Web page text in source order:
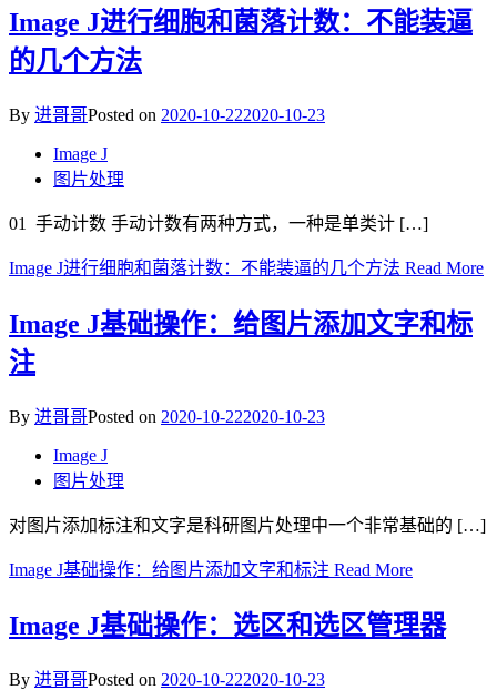
Image J进行细胞和菌落计数：不能装逼
的几个方法
By 进哥哥Posted on 2020-10-222020-10-23
Image J
图片处理
01 手动计数 手动计数有两种方式，一种是单类计 […]
Image J进行细胞和菌落计数：不能装逼的几个方法 Read More
Image J基础操作：给图片添加文字和标
注
By 进哥哥Posted on 2020-10-222020-10-23
Image J
图片处理
对图片添加标注和文字是科研图片处理中一个非常基础的 […]
Image J基础操作：给图片添加文字和标注 Read More
Image J基础操作：选区和选区管理器
By 进哥哥Posted on 2020-10-222020-10-23